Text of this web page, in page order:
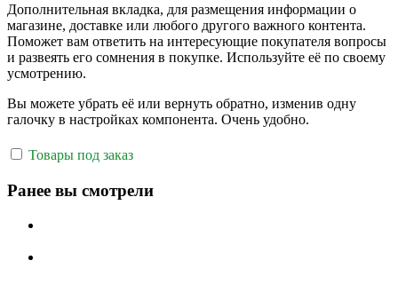
Дополнительная вкладка, для размещения информации о
магазине, доставке или любого другого важного контента.
Поможет вам ответить на интересующие покупателя вопросы
и развеять его сомнения в покупке. Используйте её по своему
усмотрению.
Вы можете убрать её или вернуть обратно, изменив одну
галочку в настройках компонента. Очень удобно.
Товары под заказ
Ранее вы смотрели